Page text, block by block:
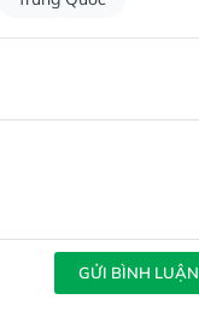
GỬI BÌNH LUẬN